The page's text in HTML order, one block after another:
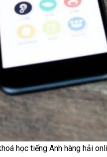
học tiếng Anh hàng hải